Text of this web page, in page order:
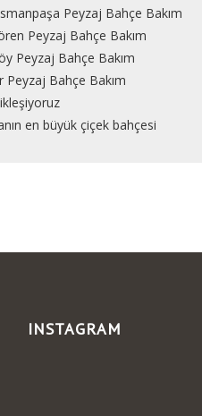
Peyzaj Bahçe Bakım
Peyzaj Bahçe Bakım
Peyzaj Bahçe Bakım
Peyzaj Bahçe Bakım
en büyük çiçek bahçesi
INSTAGRAM